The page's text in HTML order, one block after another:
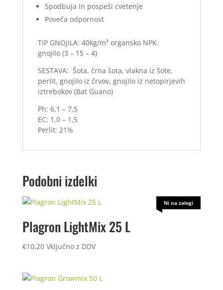
Spodbuja in pospeši cvetenje
Poveča odpornost
TIP GNOJILA: 40kg/m³ organsko NPK
gnojilo (3 – 15 – 4)
SESTAVA: Šota, črna šota, vlakna iz šote,
perlit, gnojilo iz črvov, gnojilo iz netopirjevih
iztrebokov (Bat Guano)
Ph: 6,1 – 7,5
EC: 1,0 – 1,5
Perlit: 21%
Podobni izdelki
Ni na zalogi
Plagron LightMix 25 L
€10,20 Vključno z DDV